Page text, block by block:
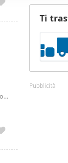
Ti
Pubblicità